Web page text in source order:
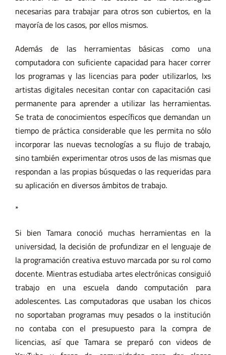
necesarias para trabajar para otros son cubiertos, en la
mayoría de los casos, por ellos mismos.
Además de las herramientas básicas como una
computadora con suficiente capacidad para hacer correr
los programas y las licencias para poder utilizarlos, lxs
artistas digitales necesitan contar con capacitación casi
permanente para aprender a utilizar las herramientas.
Se trata de conocimientos específicos que demandan un
tiempo de práctica considerable que les permita no sólo
incorporar las nuevas tecnologías a su flujo de trabajo,
sino también experimentar otros usos de las mismas que
respondan a las propias búsquedas o las requeridas para
su aplicación en diversos ámbitos de trabajo.
*
Si bien Tamara conoció muchas herramientas en la
universidad, la decisión de profundizar en el lenguaje de
la programación creativa estuvo marcada por su rol como
docente. Mientras estudiaba artes electrónicas consiguió
trabajo en una escuela dando computación para
adolescentes. Las computadoras que usaban los chicos
no soportaban programas muy pesados o la institución
no contaba con el presupuesto para la compra de
licencias, así que Tamara se preparó con videos de